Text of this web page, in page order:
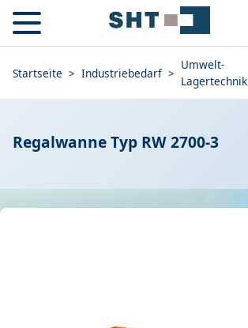
Startseite > Industriebedarf >
Umwelt-
Lagertechnik
Regalwanne Typ RW 2700-3